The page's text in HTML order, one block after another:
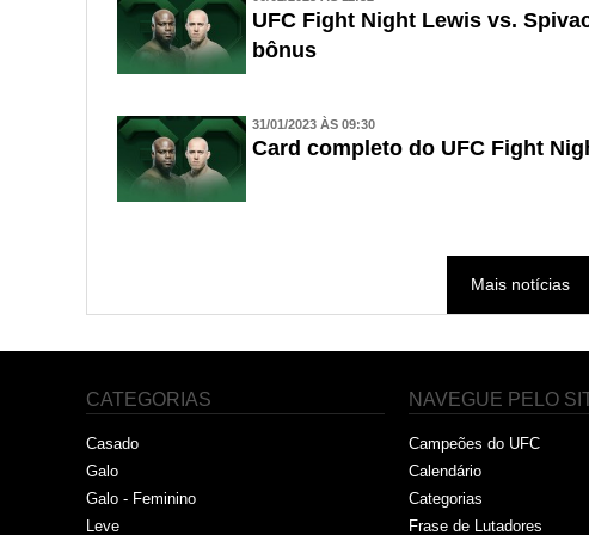
UFC Fight Night Lewis vs.
bônus
31/01/2023 ÀS 09:30
Card completo do UFC Fight
Mais notícias
CATEGORIAS
Casado
Galo
Galo - Feminino
Leve
NAVEGUE PELO
Campeões do UFC
Calendário
Categorias
Frase de Lutadores